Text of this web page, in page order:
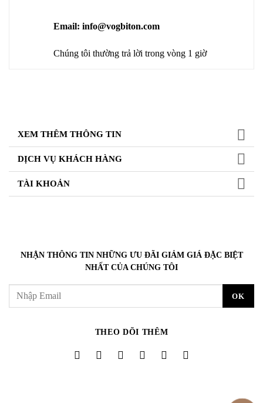
Email: info@vogbiton.com
Chúng tôi thường trả lời trong vòng 1 giờ
XEM THÊM THÔNG TIN
DỊCH VỤ KHÁCH HÀNG
TÀI KHOẢN
NHẬN THÔNG TIN NHỮNG ƯU ĐÃI GIẢM GIÁ ĐẶC BIỆT
NHẤT CỦA CHÚNG TÔI
THEO DÕI THÊM